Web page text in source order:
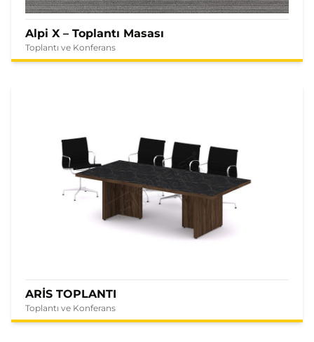
Alpi X – Toplantı Masası
Toplantı ve Konferans
ARİS TOPLANTI
Toplantı ve Konferans